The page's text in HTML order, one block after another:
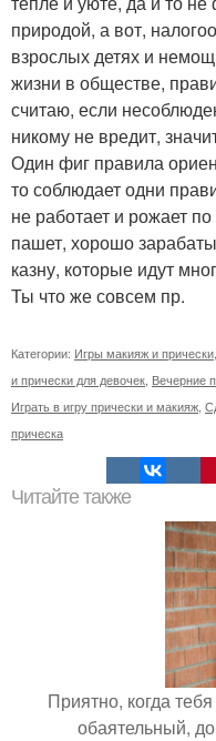
природой, а вот,
взрослых детях и
жизни в обществе,
считаю, если
никому не вредит,
Один фиг правила
то соблюдает одни
не работает и рожает
пашет, хорошо
казну, которые идут
Ты что же совсем пр.
Категории: Игры макияж и прически
и прически для девочек Вечерние
Играть в игру прически и макияж
прическа
Читайте также
Приятно, когда
обаятельный,